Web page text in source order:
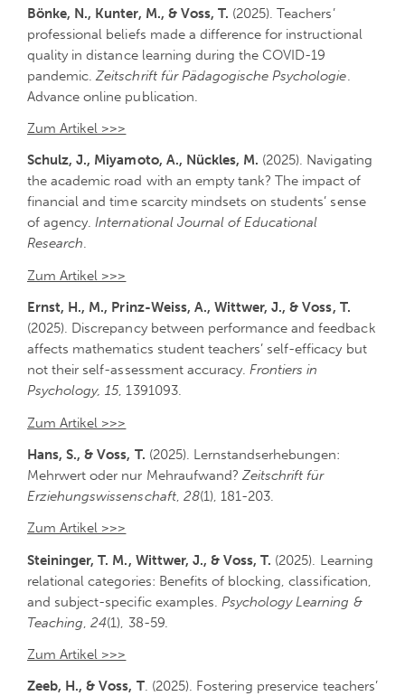
Bönke, N., Kunter, M., & Voss, T. (2025). Teachers’
professional beliefs made a difference for instructional
quality in distance learning during the COVID-19
pandemic.Zeitschrift für Pädagogische Psychologie.
Advance online publication.
Zum Artikel >>>
Schulz, J., Miyamoto, A., Nückles, M. (2025). Navigating
the academic road with an empty tank? The impact of
financial and time scarcity mindsets on students’ sense
of agency.International Journal of Educational
Research.
Zum Artikel >>>
Ernst, H., M., Prinz-Weiss, A., Wittwer, J., & Voss, T.
(2025). Discrepancy between performance and feedback
affects mathematics student teachers’ self-efficacy but
not their self-assessment accuracy.Frontiers in
Psychology, 15, 1391093.
Zum Artikel >>>
Hans, S., & Voss, T. (2025). Lernstandserhebungen:
Mehrwert oder nur Mehraufwand?Zeitschrift für
Erziehungswissenschaft, 28(1), 181-203.
Zum Artikel >>>
Steininger, T. M., Wittwer, J., & Voss, T. (2025). Learning
relational categories: Benefits of blocking, classification,
and subject-specific examples. Psychology Learning &
Teaching,24(1), 38-59.
Zum Artikel >>>
Zeeb, H., & Voss, T. (2025). Fostering preservice teachers’